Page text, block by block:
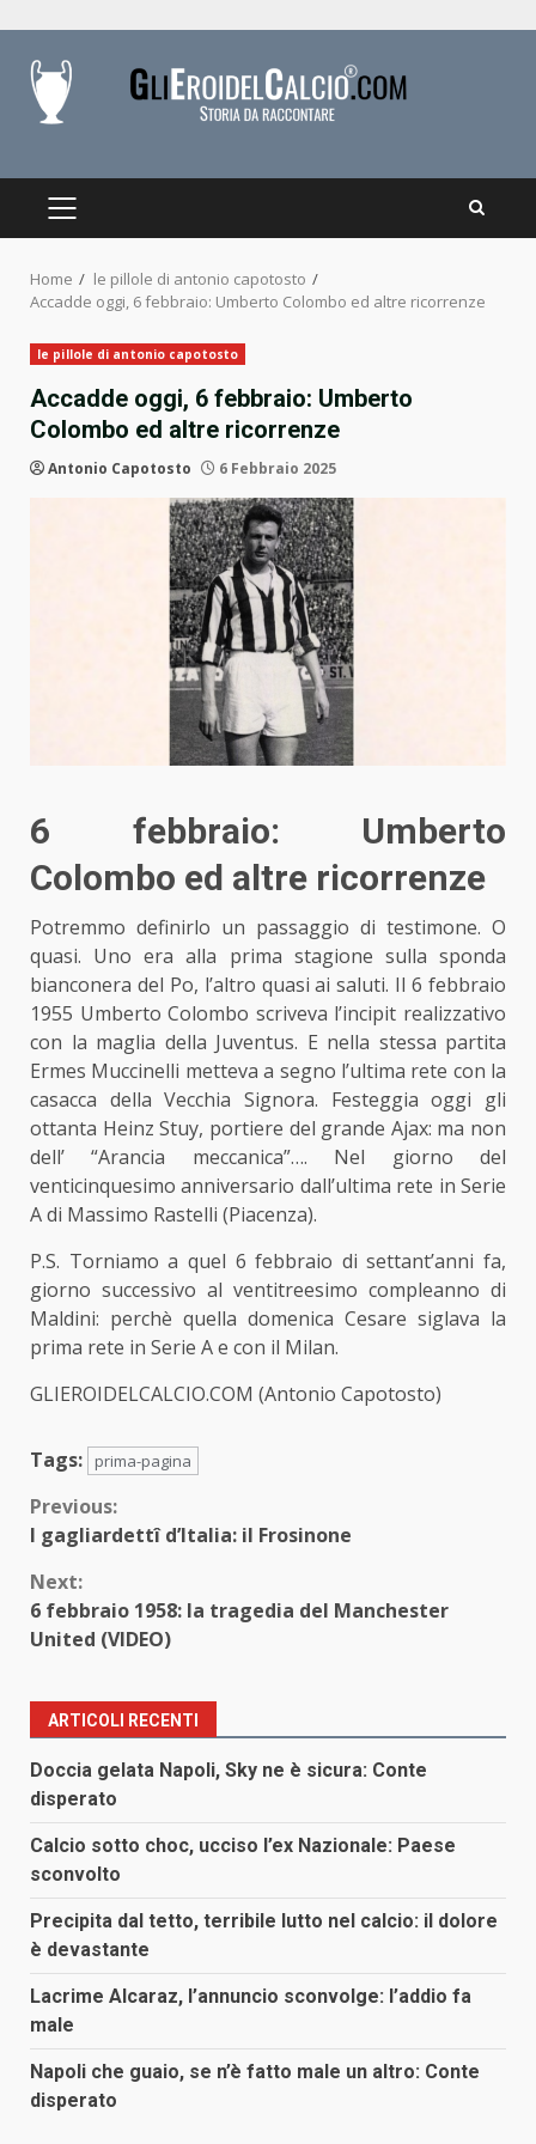
content
PRIMARY
Home
le pillole di antonio capotosto
Accadde oggi, 6 febbraio: Umberto Colombo ed altre ricorrenze
le pillole di antonio capotosto
Accadde oggi, 6 febbraio: Umberto
Colombo ed altre ricorrenze
Antonio Capotosto 6 Febbraio 2025
6 febbraio: Umberto
Colombo ed altre ricorrenze
Potremmo definirlo un passaggio di testimone. O
quasi. Uno era alla prima stagione sulla sponda
bianconera del Po, l’altro quasi ai saluti. Il 6 febbraio
1955 Umberto Colombo scriveva l’incipit realizzativo
con la maglia della Juventus. E nella stessa partita
Ermes Muccinelli metteva a segno l’ultima rete con la
casacca della Vecchia Signora. Festeggia oggi gli
ottanta Heinz Stuy, portiere del grande Ajax: ma non
dell’ “Arancia meccanica”…. Nel giorno del
venticinquesimo anniversario dall’ultima rete in Serie
A di Massimo Rastelli (Piacenza).
P.S. Torniamo a quel 6 febbraio di settant’anni fa,
giorno successivo al ventitreesimo compleanno di
Maldini: perchè quella domenica Cesare siglava la
prima rete in Serie A e con il Milan.
GLIEROIDELCALCIO.COM (Antonio Capotosto)
Tags: prima-pagina
Continue
Reading
Previous:
I gagliardettî d’Italia: il Frosinone
Next:
6 febbraio 1958: la tragedia del Manchester
United (VIDEO)
ARTICOLI RECENTI
Doccia gelata Napoli, Sky ne è sicura: Conte
disperato
Calcio sotto choc, ucciso l’ex Nazionale: Paese
sconvolto
Precipita dal tetto, terribile lutto nel calcio: il dolore
è devastante
Lacrime Alcaraz, l’annuncio sconvolge: l’addio fa
male
Napoli che guaio, se n’è fatto male un altro: Conte
disperato